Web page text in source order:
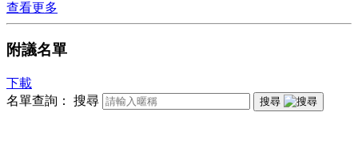
查看更多
附議名單
下載
名單查詢：
搜尋 搜尋